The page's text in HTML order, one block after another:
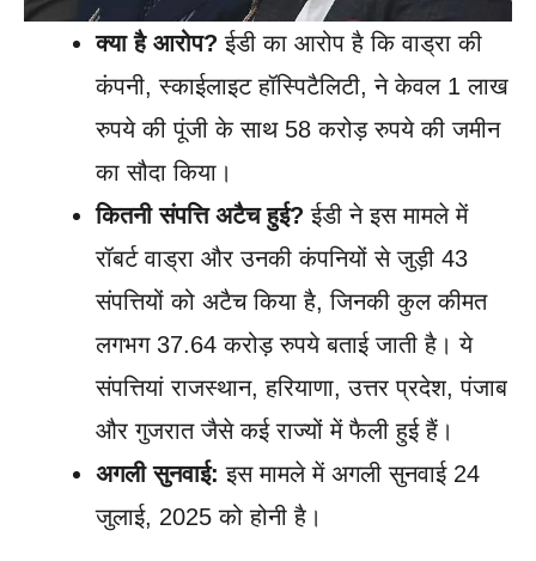
क्या है आरोप? ईडी का आरोप है कि वाड्रा की
कंपनी, स्काईलाइट हॉस्पिटैलिटी, ने केवल 1 लाख
रुपये की पूंजी के साथ 58 करोड़ रुपये की जमीन
का सौदा किया।
कितनी संपत्ति अटैच हुई? ईडी ने इस मामले में
रॉबर्ट वाड्रा और उनकी कंपनियों से जुड़ी 43
संपत्तियों को अटैच किया है, जिनकी कुल कीमत
लगभग 37.64 करोड़ रुपये बताई जाती है। ये
संपत्तियां राजस्थान, हरियाणा, उत्तर प्रदेश, पंजाब
और गुजरात जैसे कई राज्यों में फैली हुई हैं।
अगली सुनवाई: इस मामले में अगली सुनवाई 24
जुलाई, 2025 को होनी है।